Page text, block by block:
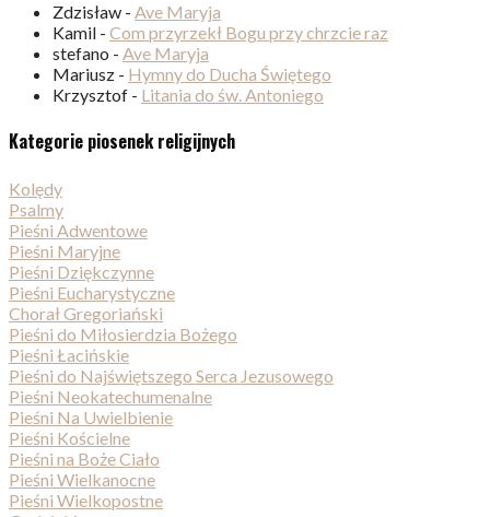
Zdzisław - Ave Maryja
Kamil - Com przyrzekł Bogu przy chrzcie raz
stefano - Ave Maryja
Mariusz - Hymny do Ducha Świętego
Krzysztof - Litania do św. Antoniego
Kategorie piosenek religijnych
Kolędy
Psalmy
Pieśni Adwentowe
Pieśni Maryjne
Pieśni Dziękczynne
Pieśni Eucharystyczne
Chorał Gregoriański
Pieśni do Miłosierdzia Bożego
Pieśni Łacińskie
Pieśni do Najświętszego Serca Jezusowego
Pieśni Neokatechumenalne
Pieśni Na Uwielbienie
Pieśni Kościelne
Pieśni na Boże Ciało
Pieśni Wielkanocne
Pieśni Wielkopostne